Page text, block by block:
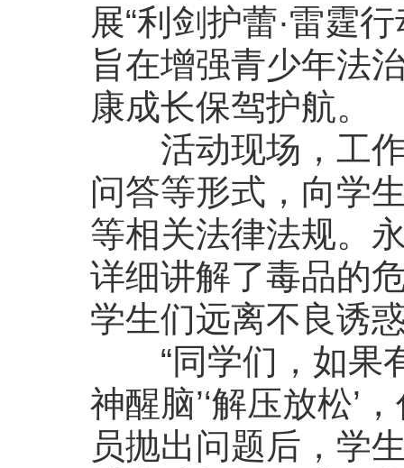
展“利剑护蕾·雷霆
旨在增强青少年法
康成长保驾护航。
活动现场，工作
问答等形式，向学
等相关法律法规。
详细讲解了毒品的
学生们远离不良诱
“同学们，如果有
神醒脑’‘解压放松’
员抛出问题后，学